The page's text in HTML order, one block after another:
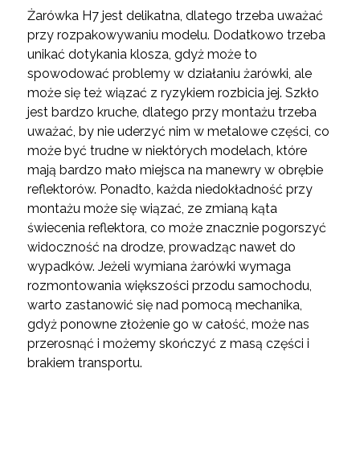
Żarówka H7 jest delikatna, dlatego trzeba uważać
przy rozpakowywaniu modelu. Dodatkowo trzeba
unikać dotykania klosza, gdyż może to
spowodować problemy w działaniu żarówki, ale
może się też wiązać z ryzykiem rozbicia jej. Szkło
jest bardzo kruche, dlatego przy montażu trzeba
uważać, by nie uderzyć nim w metalowe części, co
może być trudne w niektórych modelach, które
mają bardzo mało miejsca na manewry w obrębie
reflektorów. Ponadto, każda niedokładność przy
montażu może się wiązać, ze zmianą kąta
świecenia reflektora, co może znacznie pogorszyć
widoczność na drodze, prowadząc nawet do
wypadków. Jeżeli wymiana żarówki wymaga
rozmontowania większości przodu samochodu,
warto zastanowić się nad pomocą mechanika,
gdyż ponowne złożenie go w całość, może nas
przerosnąć i możemy skończyć z masą części i
brakiem transportu.